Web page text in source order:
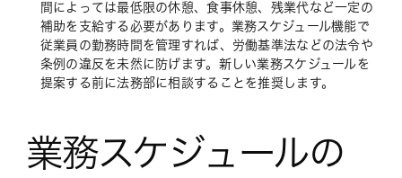
間によっては最低限の休憩、食事休憩、残業代など一定の
補助を支給する必要があります。業務スケジュール機能で
従業員の勤務時間を管理すれば、労働基準法などの法令や
条例の違反を未然に防げます。新しい業務スケジュールを
提案する前に法務部に相談することを推奨します。
業務スケジュールの